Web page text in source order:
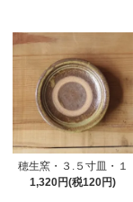
穂生窯・３.５寸皿・１
1,320円(税120円)